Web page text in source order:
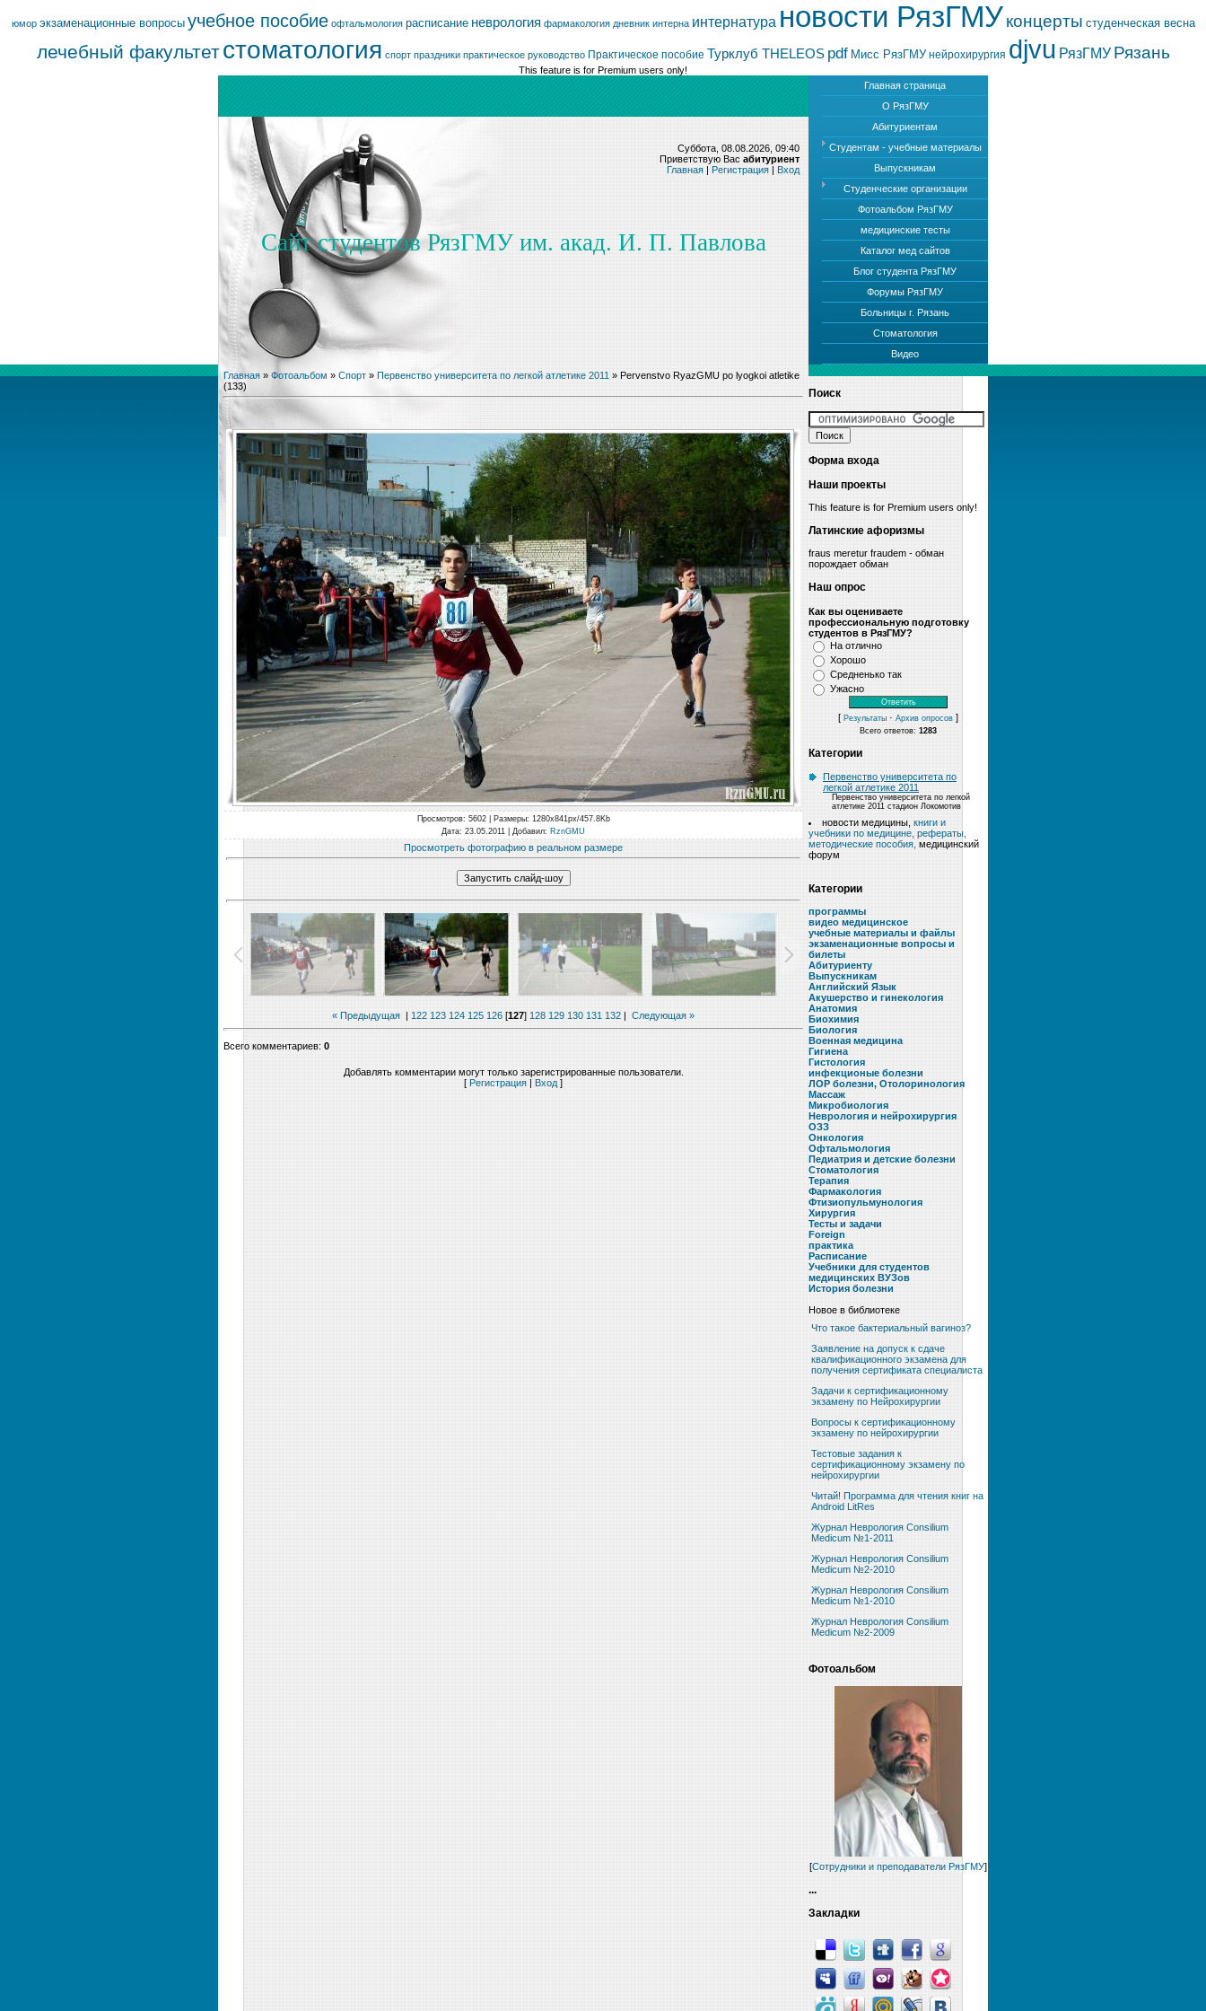
юмор экзаменационные вопросы учебное пособие офтальмология расписание неврология фармакология дневник интерна интернатура новости РязГМУ концерты студенческая весна
лечебный факультетстоматология спорт праздники практическое руководство Практическое пособие Турклуб THELEOS pdf Мисс РязГМУ нейрохирургия djvu РязГМУ Рязань
This feature is for Premium users only!
Главная страница
О РязГМУ
Абитуриентам
Студентам - учебные материалы
Выпускникам
Студенческие организации
Фотоальбом РязГМУ
медицинские тесты
Каталог мед сайтов
Блог студента РязГМУ
Форумы РязГМУ
Больницы г. Рязань
Стоматология
Видео
Суббота, 08.08.2026, 09:40
Приветствую Вас абитуриент
Главная | Регистрация | Вход
Сайт студентов РязГМУ им. акад. И. П. Павлова
Главная » Фотоальбом » Спорт » Первенство университета по легкой атлетике 2011 » Pervenstvo RyazGMU po lyogkoi atletike
(133)
Просмотров: 5602 | Размеры: 1280x841px/457.8Kb
Дата: 23.05.2011 | Добавил: RznGMU
Просмотреть фотографию в реальном размере
« Предыдущая | 122 123 124 125 126 [127] 128 129 130 131 132 | Следующая »
Всего комментариев: 0
Добавлять комментарии могут только зарегистрированные пользователи.
[ Регистрация Вход ]
Поиск
Форма входа
Наши проекты
This feature is for Premium users only!
Латинские афоризмы
fraus meretur fraudem - обман
порождает обман
Наш опрос
Как вы оцениваете
профессиональную подготовку
студентов в РязГМУ?
На отлично
Хорошо
Средненько так
Ужасно
[ Результаты · Архив опросов ]
Всего ответов: 1283
Категории
Первенство университета по
легкой атлетике 2011
Первенство университета по легкой
атлетике 2011 стадион Локомотив
новости медицины, книги и
учебники по медицине, рефераты,
методические пособия, медицинский
форум
Категории
программы
видео медицинское
учебные материалы и файлы
экзаменационные вопросы и
билеты
Абитуриенту
Выпускникам
Английский Язык
Акушерство и гинекология
Анатомия
Биохимия
Биология
Военная медицина
Гигиена
Гистология
инфекционые болезни
ЛОР болезни, Отолоринология
Массаж
Микробиология
Неврология и нейрохирургия
ОЗЗ
Онкология
Офтальмология
Педиатрия и детские болезни
Стоматология
Терапия
Фармакология
Фтизиопульмунология
Хирургия
Тесты и задачи
Foreign
практика
Расписание
Учебники для студентов
медицинских ВУЗов
История болезни
Новое в библиотеке
Что такое бактериальный вагиноз?
Заявление на допуск к сдаче
квалификационного экзамена для
получения сертификата специалиста
Задачи к сертификационному
экзамену по Нейрохирургии
Вопросы к сертификационному
экзамену по нейрохирургии
Тестовые задания к
сертификационному экзамену по
нейрохирургии
Читай! Программа для чтения книг на
Android LitRes
Журнал Неврология Consilium
Medicum №1-2011
Журнал Неврология Consilium
Medicum №2-2010
Журнал Неврология Consilium
Medicum №1-2010
Журнал Неврология Consilium
Medicum №2-2009
Фотоальбом
[Сотрудники и преподаватели РязГМУ]
...
Закладки